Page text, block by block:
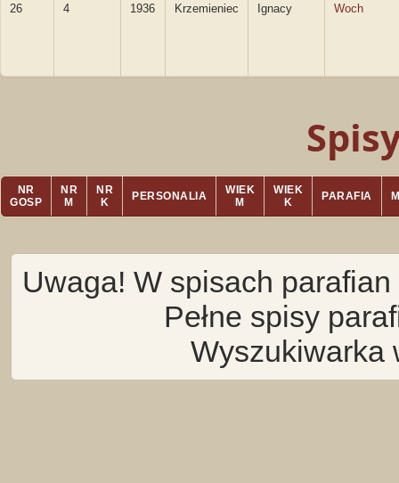
26 4 1936 Krzemieniec Ignacy Woch
NR
GOSP
NR
M
NR
K
PERSONALIA
WIEK
M
WIEK
K
PARAFIA
Uwaga! W spisach
Pełne spisy
Wyszukiwarka